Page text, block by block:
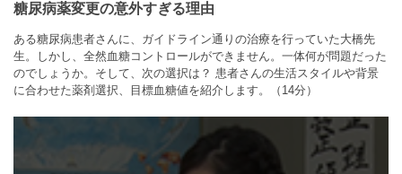
糖尿病薬変更の意外すぎる理由
ある糖尿病患者さんに、ガイドライン通りの治療を行っていた大橋先
生。しかし、全然血糖コントロールができません。一体何が問題だった
のでしょうか。そして、次の選択は？ 患者さんの生活スタイルや背景
に合わせた薬剤選択、目標血糖値を紹介します。（14分）